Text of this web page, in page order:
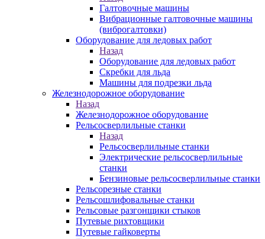
Галтовочные машины
Вибрационные галтовочные машины
(виброгалтовки)
Оборудование для ледовых работ
Назад
Оборудование для ледовых работ
Скребки для льда
Машины для подрезки льда
Железнодорожное оборудование
Назад
Железнодорожное оборудование
Рельсосверлильные станки
Назад
Рельсосверлильные станки
Электрические рельсосверлильные
станки
Бензиновые рельсосверлильные станки
Рельсорезные станки
Рельсошлифовальные станки
Рельсовые разгонщики стыков
Путевые рихтовщики
Путевые гайковерты